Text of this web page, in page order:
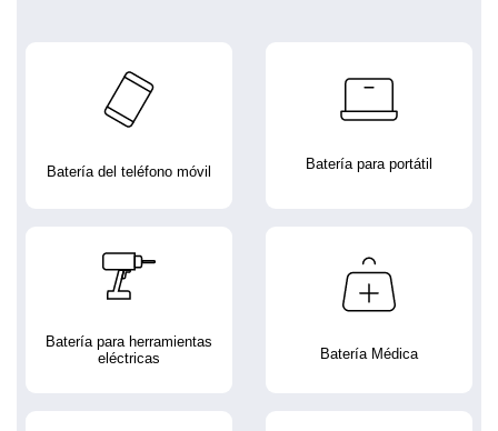
Batería del teléfono móvil Batería para portátil
Batería para herramientas
eléctricas
Batería Médica